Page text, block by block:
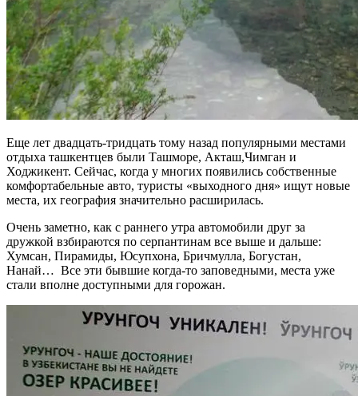
Еще лет двадцать-тридцать тому назад популярными местами
отдыха ташкентцев были Ташморе, Акташ,Чимган и
Ходжикент. Сейчас, когда у многих появились собственные
комфортабельные авто, туристы «выходного дня» ищут новые
места, их география значительно расширилась.
Очень заметно, как с раннего утра автомобили друг за
дружкой взбираются по серпантинам все выше и дальше:
Хумсан, Пирамиды, Юсупхона, Бричмулла, Богустан,
Нанай… Все эти бывшие когда-то заповедными, места уже
стали вполне доступными для горожан.